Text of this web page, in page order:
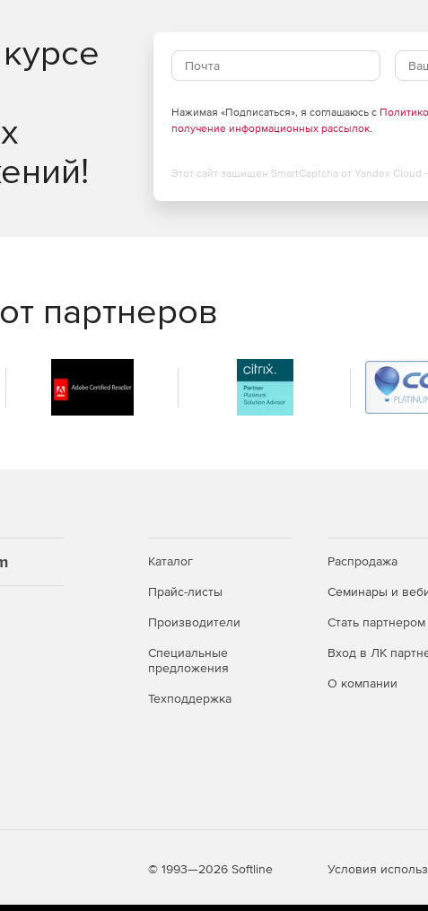
Нажимая «Подписаться», я соглашаюсь с
получение информационных рассылок.
Этот сайт защищен SmartCaptcha от Yandex Cloud -
партнеров
Каталог
Прайс-листы
Производители
Специальные
предложения
Техподдержка
Распродажа
Семинары и
Стать партнером
Вход в ЛК
О компании
© 1993—2026 Softline Условия